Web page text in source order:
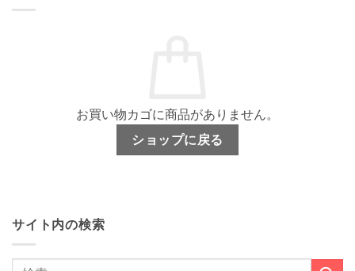
お買い物カゴに商品がありません。
ショップに戻る
サイト内の検索